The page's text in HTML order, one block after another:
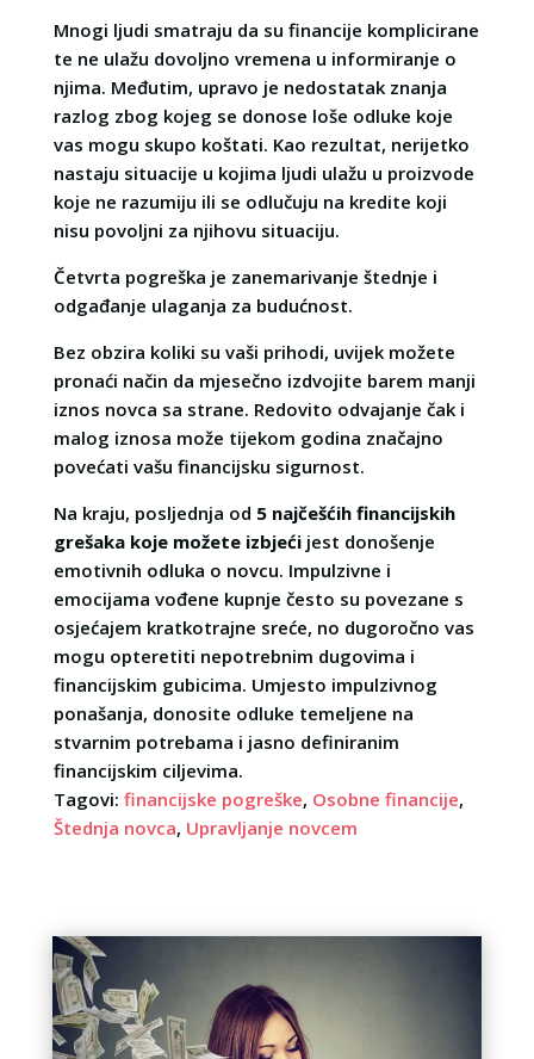
Mnogi ljudi smatraju da su financije komplicirane
te ne ulažu dovoljno vremena u informiranje o
njima. Međutim, upravo je nedostatak znanja
razlog zbog kojeg se donose loše odluke koje
vas mogu skupo koštati. Kao rezultat, nerijetko
nastaju situacije u kojima ljudi ulažu u proizvode
koje ne razumiju ili se odlučuju na kredite koji
nisu povoljni za njihovu situaciju.
Četvrta pogreška je zanemarivanje štednje i
odgađanje ulaganja za budućnost.
Bez obzira koliki su vaši prihodi, uvijek možete
pronaći način da mjesečno izdvojite barem manji
iznos novca sa strane. Redovito odvajanje čak i
malog iznosa može tijekom godina značajno
povećati vašu financijsku sigurnost.
Na kraju, posljednja od 5 najčešćih financijskih
grešaka koje možete izbjećijest donošenje
emotivnih odluka o novcu. Impulzivne i
emocijama vođene kupnje često su povezane s
osjećajem kratkotrajne sreće, no dugoročno vas
mogu opteretiti nepotrebnim dugovima i
financijskim gubicima. Umjesto impulzivnog
ponašanja, donosite odluke temeljene na
stvarnim potrebama i jasno definiranim
financijskim ciljevima.
Tagovi: financijske pogreške, Osobne financije,
Štednja novca, Upravljanje novcem